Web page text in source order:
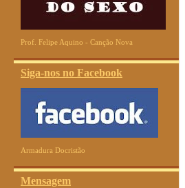
Prof. Felipe Aquino - Canção Nova
Siga-nos no Facebook
Armadura Docristão
Mensagem